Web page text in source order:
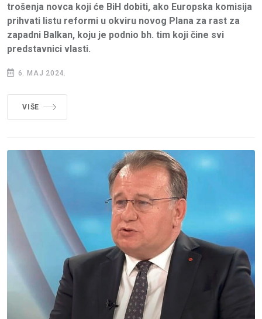
trošenja novca koji će BiH dobiti, ako Europska komisija
prihvati listu reformi u okviru novog Plana za rast za
zapadni Balkan, koju je podnio bh. tim koji čine svi
predstavnici vlasti.
6. MAJ 2024.
VIŠE